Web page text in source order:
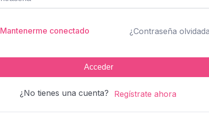
Mantenerme conectado ¿Contraseña
Acceder
¿No tienes una cuenta? Regístrate ahora